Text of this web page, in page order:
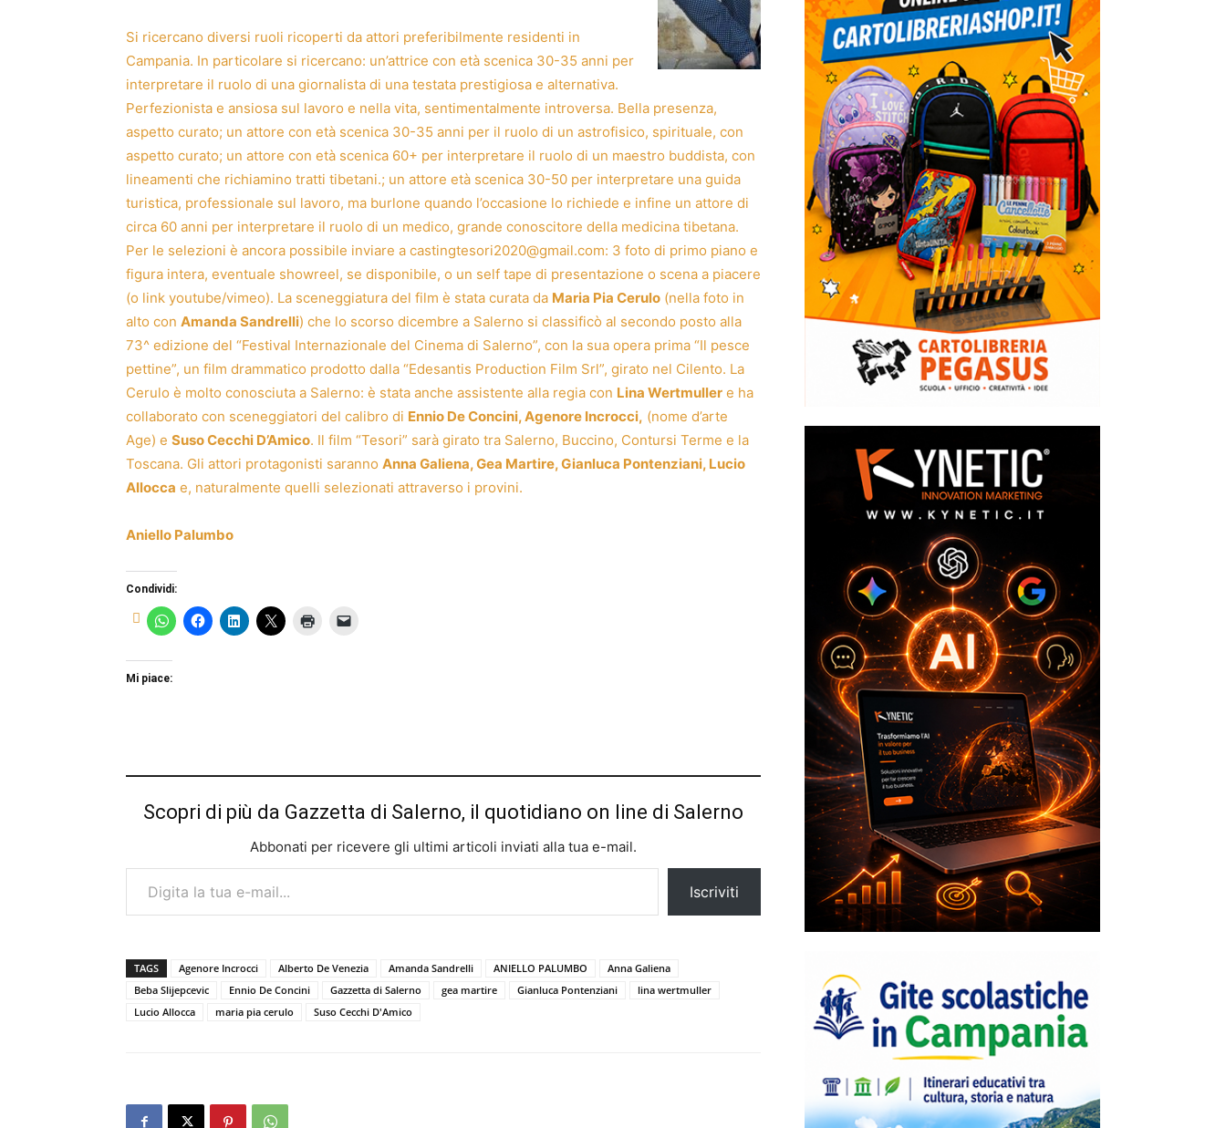
Si ricercano diversi ruoli ricoperti da attori preferibilmente residenti in
Campania. In particolare si ricercano: un’attrice con età scenica 30-35 anni per
interpretare il ruolo di una giornalista di una testata prestigiosa e alternativa.
Perfezionista e ansiosa sul lavoro e nella vita, sentimentalmente introversa. Bella presenza,
aspetto curato; un attore con età scenica 30-35 anni per il ruolo di un astrofisico, spirituale, con
aspetto curato; un attore con età scenica 60+ per interpretare il ruolo di un maestro buddista, con
lineamenti che richiamino tratti tibetani.; un attore età scenica 30-50 per interpretare una guida
turistica, professionale sul lavoro, ma burlone quando l’occasione lo richiede e infine un attore di
circa 60 anni per interpretare il ruolo di un medico, grande conoscitore della medicina tibetana.
Per le selezioni è ancora possibile inviare a castingtesori2020@gmail.com: 3 foto di primo piano e
figura intera, eventuale showreel, se disponibile, o un self tape di presentazione o scena a piacere
(o link youtube/vimeo). La sceneggiatura del film è stata curata da Maria Pia Cerulo (nella foto in
alto con Amanda Sandrelli) che lo scorso dicembre a Salerno si classificò al secondo posto alla
73^ edizione del “Festival Internazionale del Cinema di Salerno”, con la sua opera prima “Il pesce
pettine”, un film drammatico prodotto dalla “Edesantis Production Film Srl”, girato nel Cilento. La
Cerulo è molto conosciuta a Salerno: è stata anche assistente alla regia con Lina Wertmuller e ha
collaborato con sceneggiatori del calibro di Ennio De Concini, Agenore Incrocci, (nome d’arte
Age) e Suso Cecchi D’Amico. Il film “Tesori” sarà girato tra Salerno, Buccino, Contursi Terme e la
Toscana. Gli attori protagonisti saranno Anna Galiena, Gea Martire, Gianluca Pontenziani, Lucio
Allocca e, naturalmente quelli selezionati attraverso i provini.
Aniello Palumbo
Condividi:
Mi piace:
Scopri di più da Gazzetta di Salerno, il quotidiano on line di Salerno
Abbonati per ricevere gli ultimi articoli inviati alla tua e-mail.
Digita la tua e-mail...
Iscriviti
TAGS Agenore Incrocci Alberto De Venezia Amanda Sandrelli ANIELLO PALUMBO
Anna Galiena
Beba Slijepcevic
Ennio De Concini Gazzetta di Salerno gea martire Gianluca Pontenziani
lina wertmuller
Lucio Allocca
maria pia cerulo Suso Cecchi D'Amico